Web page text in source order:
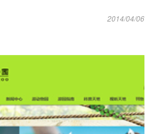
2014/04/06